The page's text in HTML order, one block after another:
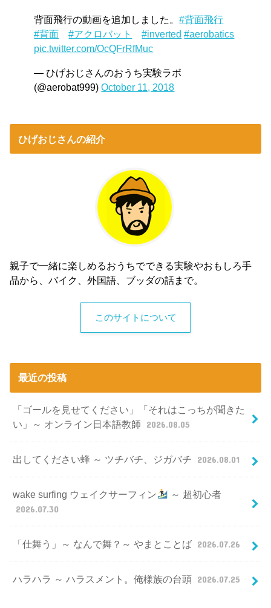
背面飛行の動画を追加しました。#背面飛行
#背面
#アクロバット #inverted #aerobatics
pic.twitter.com/OcQFrRfMuc
— ひげおじさんのおうち実験ラボ
(@aerobat999)October 11, 2018
ひげおじさんの紹介
親子で一緒に楽しめるおうちでできる実験やおもしろ手
品から、バイク、外国語、ブッダの話まで。
このサイトについて
最近の投稿
「ゴールを見せてください」「それはこっちが聞きた
い」～ オンライン日本語教師
2026.08.05
出してください蜂 ～ ツチバチ、ジガバチ 2026.08.01
wake surfing ウェイクサーフィン
～ 超初心者
2026.07.30
「仕舞う」～ なんで舞？～ やまとことば 2026.07.26
ハラハラ ～ ハラスメント。俺様族の台頭 2026.07.25